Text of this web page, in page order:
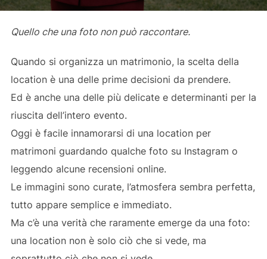
il
Quello che una foto non può raccontare.
Quando si organizza un matrimonio, la scelta della
location è una delle prime decisioni da prendere.
Ed è anche una delle più delicate e determinanti per la
riuscita dell’intero evento.
Oggi è facile innamorarsi di una location per
matrimoni guardando qualche foto su Instagram o
leggendo alcune recensioni online.
Le immagini sono curate, l’atmosfera sembra perfetta,
tutto appare semplice e immediato.
Ma c’è una verità che raramente emerge da una foto:
una location non è solo ciò che si vede, ma